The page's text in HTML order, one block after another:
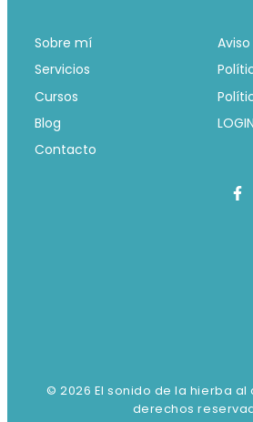
Sobre mí
Servicios
Cursos
Blog
Contacto
LOGIN
© 2026 El sonido de la hierba al
derechos